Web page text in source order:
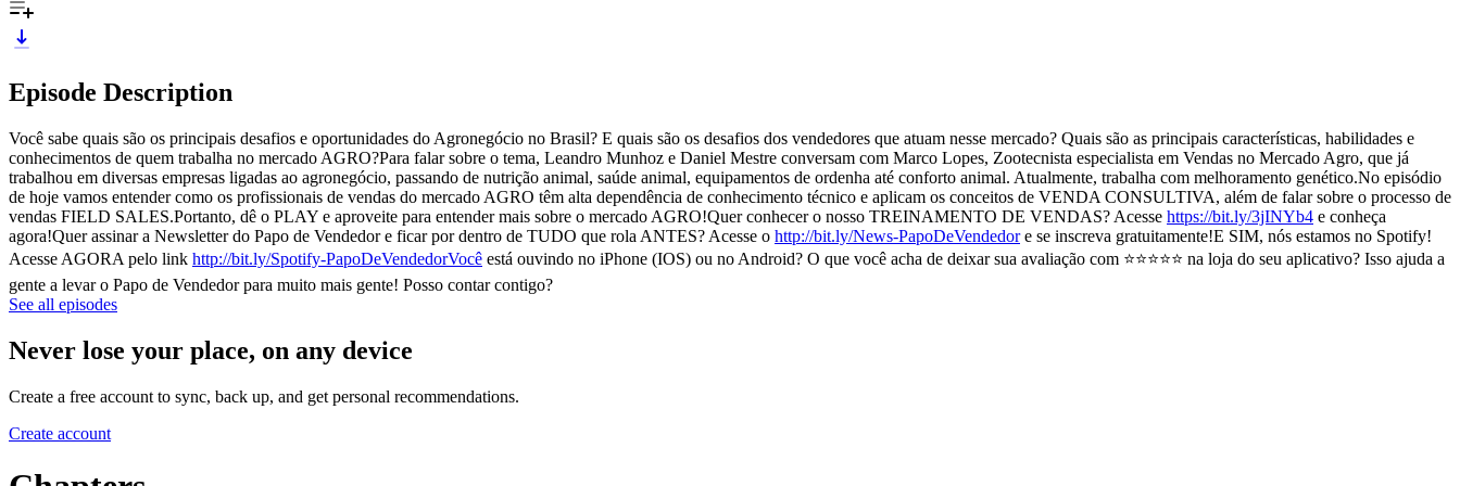
Episode Description
Você sabe quais são os principais desafios e oportunidades do Agronegócio no Brasil? E quais são os desafios dos vendedores que atuam nesse mercado? Quais são as principais características, habilidades e
conhecimentos de quem trabalha no mercado AGRO?Para falar sobre o tema, Leandro Munhoz e Daniel Mestre conversam com Marco Lopes, Zootecnista especialista em Vendas no Mercado Agro, que já
trabalhou em diversas empresas ligadas ao agronegócio, passando de nutrição animal, saúde animal, equipamentos de ordenha até conforto animal. Atualmente, trabalha com melhoramento genético.No episódio
de hoje vamos entender como os profissionais de vendas do mercado AGRO têm alta dependência de conhecimento técnico e aplicam os conceitos de VENDA CONSULTIVA, além de falar sobre o processo de
vendas FIELD SALES.Portanto, dê o PLAY e aproveite para entender mais sobre o mercado AGRO!Quer conhecer o nosso TREINAMENTO DE VENDAS? Acesse https://bit.ly/3jINYb4 e conheça
agora!Quer assinar a Newsletter do Papo de Vendedor e ficar por dentro de TUDO que rola ANTES? Acesse o http://bit.ly/News-PapoDeVendedore se inscreva gratuitamente!E SIM, nós estamos no Spotify!
Acesse AGORA pelo link http://bit.ly/Spotify-PapoDeVendedorVocê está ouvindo no iPhone (IOS) ou no Android? O que você acha de deixar sua avaliação com ⭐⭐⭐⭐⭐ na loja do seu aplicativo? Isso ajuda a
gente a levar o Papo de Vendedor para muito mais gente! Posso contar contigo?
See all episodes
Never lose your place, on any device
Create a free account to sync, back up, and get personal recommendations.
Create account